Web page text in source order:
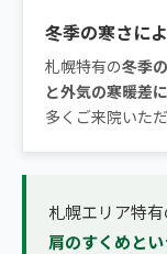
冬季の寒さに
札幌特有の冬季
と外気の寒暖差
多くご来院いた
札幌エリア特有
肩のすくめと